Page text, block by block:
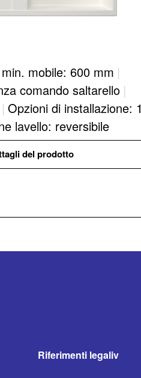
mobile: 600 mm |
comando saltarello |
| Opzioni di installazione: 1
lavello: reversibile
del prodotto
Riferimenti legaliv